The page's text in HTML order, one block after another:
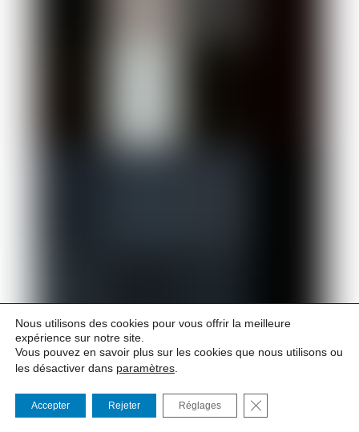
6 Mar 2027 à 20h00 – 7 Mar 2027 à 15h00
Nous utilisons des cookies pour vous offrir la meilleure
expérience sur notre site.
Vous pouvez en savoir plus sur les cookies que nous utilisons ou
les désactiver dans paramètres
Accepter Rejeter Réglages FERMER LA